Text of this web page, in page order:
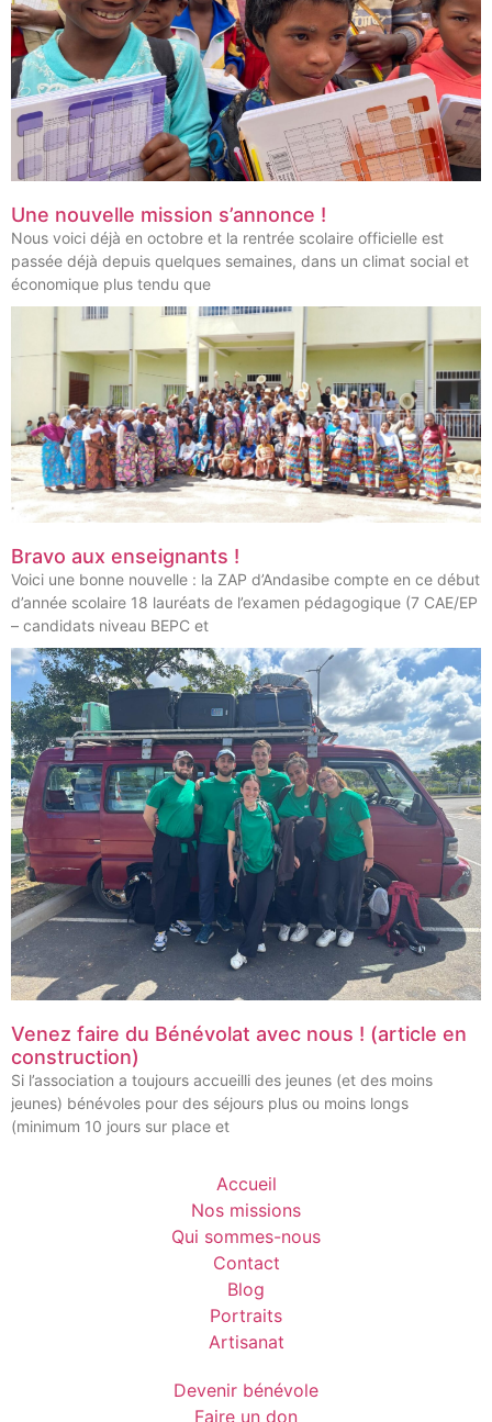
Une nouvelle mission s’annonce !
Nous voici déjà en octobre et la rentrée scolaire officielle est
passée déjà depuis quelques semaines, dans un climat social et
économique plus tendu que
Bravo aux enseignants !
Voici une bonne nouvelle : la ZAP d’Andasibe compte en ce début
d’année scolaire 18 lauréats de l’examen pédagogique (7 CAE/EP
– candidats niveau BEPC et
Venez faire du Bénévolat avec nous ! (article en
construction)
Si l’association a toujours accueilli des jeunes (et des moins
jeunes) bénévoles pour des séjours plus ou moins longs
(minimum 10 jours sur place et
Accueil
Nos missions
Qui sommes-nous
Contact
Blog
Portraits
Artisanat
Devenir bénévole
Faire un don